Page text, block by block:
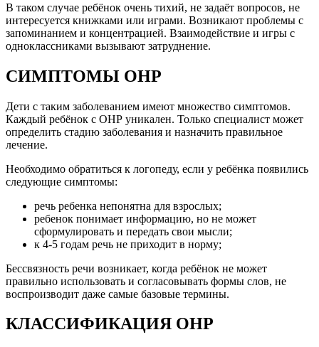
В таком случае ребёнок очень тихий, не задаёт вопросов, не
интересуется книжками или играми. Возникают проблемы с
запоминанием и концентрацией. Взаимодействие и игры с
одноклассниками вызывают затруднение.
СИМПТОМЫ ОНР
Дети с таким заболеванием имеют множество симптомов.
Каждый ребёнок с ОНР уникален. Только специалист может
определить стадию заболевания и назначить правильное
лечение.
Необходимо обратиться к логопеду, если у ребёнка появились
следующие симптомы:
речь ребенка непонятна для взрослых;
ребенок понимает информацию, но не может
сформулировать и передать свои мысли;
к 4-5 годам речь не приходит в норму;
Бессвязность речи возникает, когда ребёнок не может
правильно использовать и согласовывать формы слов, не
воспроизводит даже самые базовые термины.
КЛАССИФИКАЦИЯ ОНР